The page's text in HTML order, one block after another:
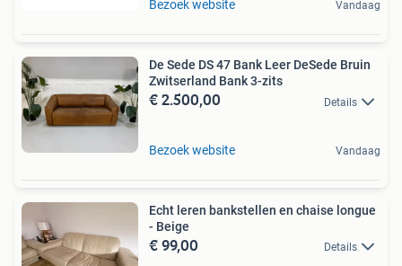
Bezoek website Vandaag
De Sede DS 47 Bank Leer DeSede Bruin
Zwitserland Bank 3-zits
€ 2.500,00 Details
Bezoek website Vandaag
Echt leren bankstellen en chaise longue
- Beige
€ 99,00 Details